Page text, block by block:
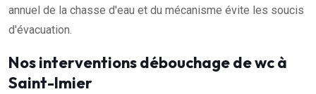
annuel de la chasse d'eau et du mécanisme évite les soucis
d'évacuation.
Nos interventions débouchage de wc à
Saint-Imier